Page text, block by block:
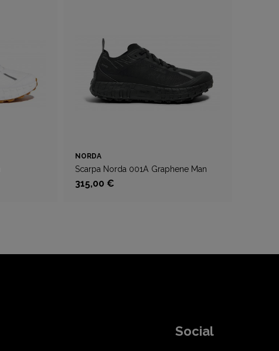
NORDA
Scarpa Norda 001A Graphene Man
315,00 €
Social